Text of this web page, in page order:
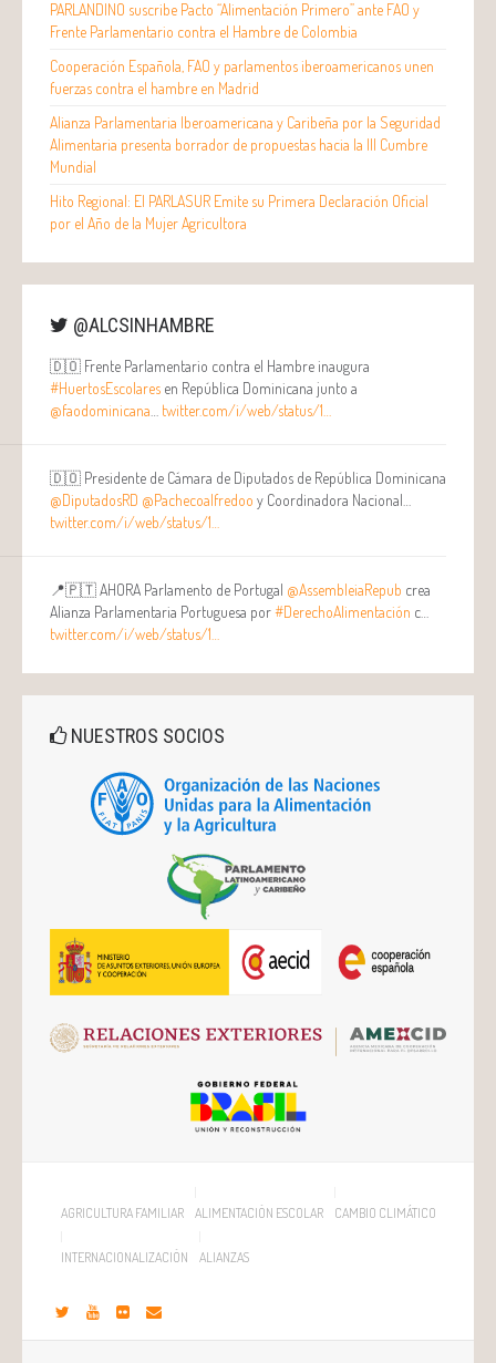
PARLANDINO suscribe Pacto “Alimentación Primero” ante FAO y
Frente Parlamentario contra el Hambre de Colombia
Cooperación Española, FAO y parlamentos iberoamericanos unen
fuerzas contra el hambre en Madrid
Alianza Parlamentaria Iberoamericana y Caribeña por la Seguridad
Alimentaria presenta borrador de propuestas hacia la III Cumbre
Mundial
Hito Regional: El PARLASUR Emite su Primera Declaración Oficial
por el Año de la Mujer Agricultora
@ALCSINHAMBRE
🇩🇴 Frente Parlamentario contra el Hambre inaugura
#HuertosEscolares en República Dominicana junto a
@faodominicana
twitter.com/i/web/status/1…
🇩🇴 Presidente de Cámara de Diputados de República Dominicana
@DiputadosRD @Pachecoalfredoo y Coordinadora Nacional…
twitter.com/i/web/status/1…
📍🇵🇹 AHORA Parlamento de Portugal @AssembleiaRepub crea
Alianza Parlamentaria Portuguesa por#DerechoAlimentación c…
twitter.com/i/web/status/1…
NUESTROS SOCIOS
AGRICULTURA FAMILIAR ALIMENTACIÓN ESCOLAR CAMBIO CLIMÁTICO
INTERNACIONALIZACIÓN ALIANZAS